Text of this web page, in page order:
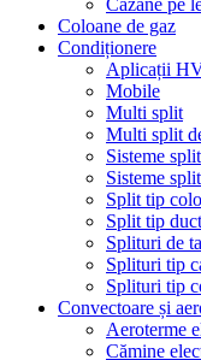
Cazane pe
Coloane de gaz
Condiționere
Aplicații
Mobile
Multi split
Multi split
Sisteme split
Sisteme
Split tip
Split tip duct
Splituri de
Splituri tip
Splituri tip
Convectoare și
Aeroterme
Cămine